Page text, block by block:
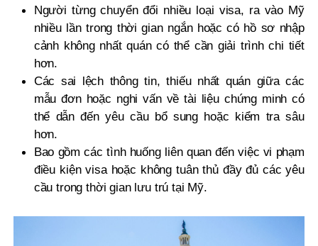
Người từng chuyển đổi nhiều loại visa, ra vào Mỹ
nhiều lần trong thời gian ngắn hoặc có hồ sơ nhập
cảnh không nhất quán có thể cần giải trình chi tiết
hơn.
Các sai lệch thông tin, thiếu nhất quán giữa các
mẫu đơn hoặc nghi vấn về tài liệu chứng minh có
thể dẫn đến yêu cầu bổ sung hoặc kiểm tra sâu
hơn.
Bao gồm các tình huống liên quan đến việc vi phạm
điều kiện visa hoặc không tuân thủ đầy đủ các yêu
cầu trong thời gian lưu trú tại Mỹ.